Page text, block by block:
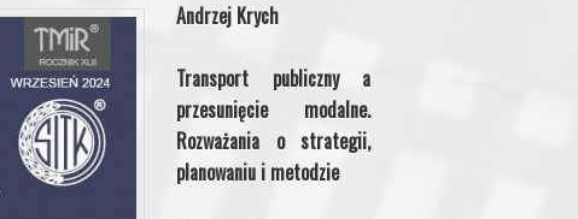
Andrzej Krych
Transport publiczny a
przesunięcie modalne.
Rozważania o strategii,
planowaniu i metodzie